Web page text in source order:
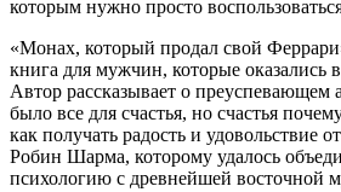
которым нужно просто
«Монах, который продал свой
книга для мужчин, которые оказались
Автор рассказывает о преуспевающем
было все для счастья, но счастья
как получать радость и удовольствие
Робин Шарма, которому удалось
психологию с древнейшей восточной